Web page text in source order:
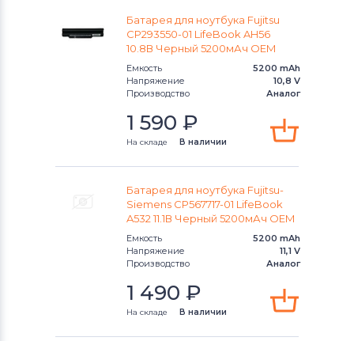
Аккумуляторы для ноутбуков
Thunderobot
Аккумуляторы для ноутбуков
Аккумуляторы для ноутбуков
Аккумуляторы для ноутбуков
Аккумуляторы для ноутбуков
Аккумуляторы для ноутбуков
Lifebook E
Lifebook FMV
Батарея для ноутбука Fujitsu
CP293550-01 LifeBook AH56
10.8В Черный 5200мАч OEM
Емкость
5200 mAh
Напряжение
10,8 V
Производство
Аналог
1 590 ₽
На складе В наличии
Батарея для ноутбука Fujitsu-
Siemens CP567717-01 LifeBook
A532 11.1В Черный 5200мАч OEM
Емкость
5200 mAh
Напряжение
11,1 V
Производство
Аналог
1 490 ₽
На складе В наличии